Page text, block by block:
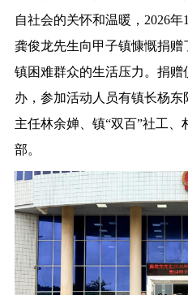
自社会的关怀和温暖，2026
龚俊龙先生向甲子镇慷慨捐赠
镇困难群众的生活压力。捐
办，参加活动人员有镇长杨
主任林余婵、镇“双百”社工
部。